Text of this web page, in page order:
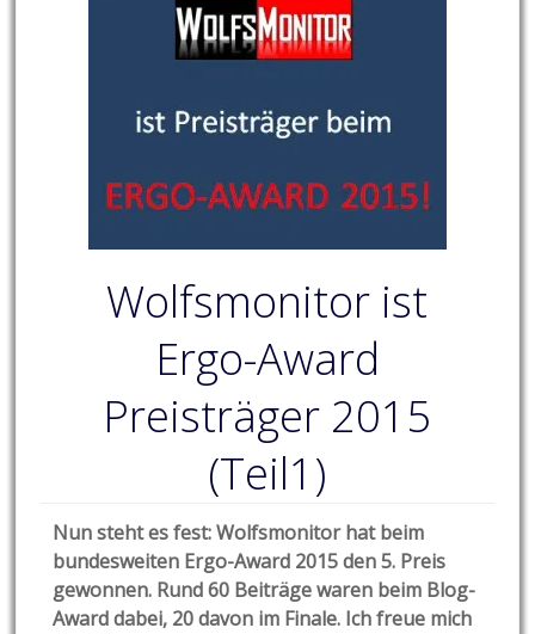
Wolfsmonitor ist
Ergo-Award
Preisträger 2015
(Teil1)
Nun steht es fest: Wolfsmonitor hat beim
bundesweiten Ergo-Award 2015 den 5. Preis
gewonnen. Rund 60 Beiträge waren beim Blog-
Award dabei, 20 davon im Finale. Ich freue mich